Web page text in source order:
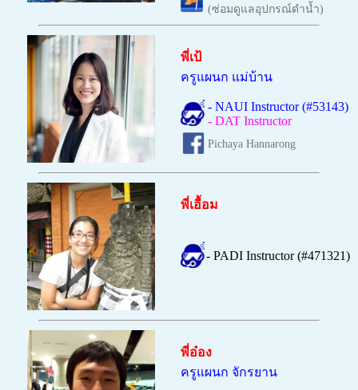
(ซ่อมดูแลอุปกรณ์ดำน้ำ)
พี่เป้
ครูแผนก แม่บ้าน
- NAUI Instructor (#53143)
- DAT Instructor
Pichaya Hannarong
พี่เอื้อม
- PADI Instructor (#471321)
พี่อ๋อง
ครูแผนก จักรยาน